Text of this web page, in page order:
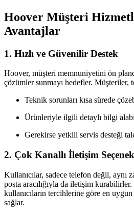
Hoover Müşteri
Avantajlar
1. Hızlı ve Güvenilir Destek
Hoover, müşteri memnuniyetini ön
çözümler sunmayı hedefler. Müşteriler,
Teknik sorunları kısa sürede
Ürünleriyle ilgili detaylı bilgi
Gerekirse yetkili servis desteği
2. Çok Kanallı İletişim
Kullanıcılar, sadece telefon değil, aynı
posta aracılığıyla da iletişim
kullanıcıların tercihlerine göre en
sağlar.